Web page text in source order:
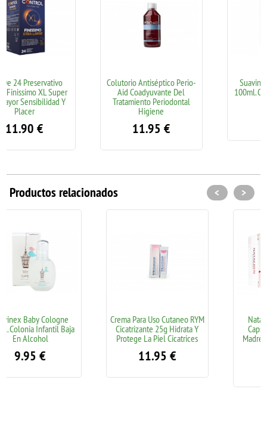
Y
Colutorio Antiséptico Perio-
Aid Coadyuvante Del
Tratamiento Periodontal
Suavinex Baby Cologne
100ml. Colonia Infantil
Productos relacionados
Baja
Crema Para Uso Cutaneo RYM
Cicatrizante 25g Hidrata Y
Protege La Piel Cicatrices
Natalben Lactancia 60
Capsulas Pensado Para
Madres Lactancia
< >